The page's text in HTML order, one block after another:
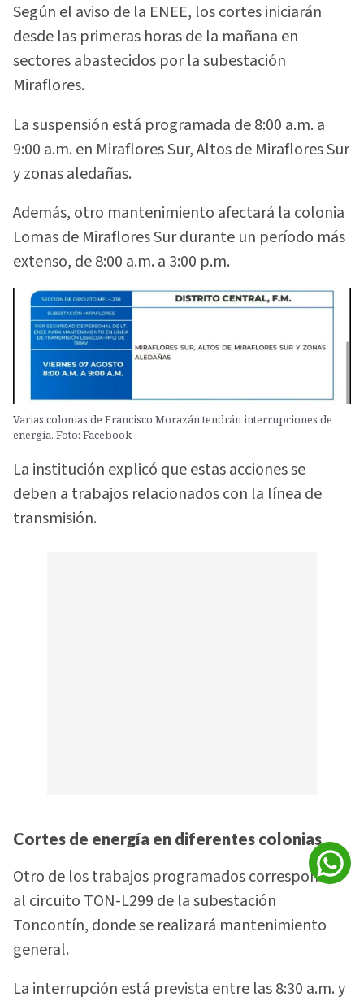
Según el aviso de la ENEE, los cortes iniciarán
desde las primeras horas de la mañana en
sectores abastecidos por la subestación
Miraflores.
La suspensión está programada de 8:00 a.m. a
9:00 a.m. en Miraflores Sur, Altos de Miraflores Sur
y zonas aledañas.
Además, otro mantenimiento afectará la colonia
Lomas de Miraflores Sur durante un período más
extenso, de 8:00 a.m. a 3:00 p.m.
Varias colonias de Francisco Morazán tendrán interrupciones de
energía. Foto: Facebook
La institución explicó que estas acciones se
deben a trabajos relacionados con la línea de
transmisión.
Cortes de energía en diferentes colonias
Otro de los trabajos programados corresponde
al circuito TON-L299 de la subestación
Toncontín, donde se realizará mantenimiento
general.
La interrupción está prevista entre las 8:30 a.m. y